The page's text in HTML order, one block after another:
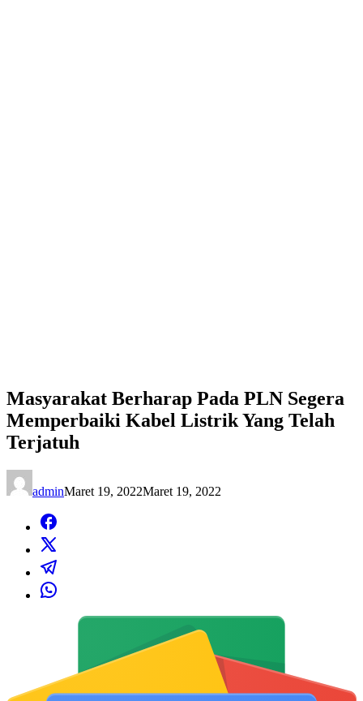
Masyarakat Berharap Pada PLN Segera
Memperbaiki Kabel Listrik Yang Telah
Terjatuh
adminMaret 19, 2022Maret 19, 2022